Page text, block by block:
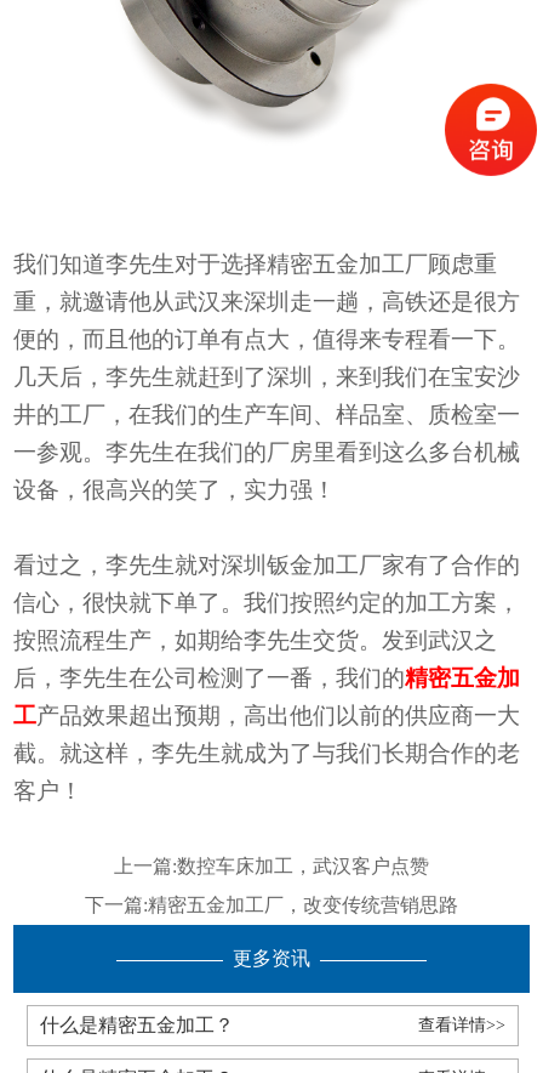
我们知道李先生对于选择精密五金加工厂顾虑重
重，就邀请他从武汉来深圳走一趟，高铁还是很方
便的，而且他的订单有点大，值得来专程看一下。
几天后，李先生就赶到了深圳，来到我们在宝安沙
井的工厂，在我们的生产车间、样品室、质检室一
一参观。李先生在我们的厂房里看到这么多台机械
设备 ，很高兴的笑了，实力强！
看过之，李先生就对深圳钣金加工厂家有了合作的
信心，很快就下单了。我们按照约定的加工方案，
按照流程生产，如期给李先生交货。发到武汉之
后，李先生在公司检测了一番，我们的精密五金加
工产品效果超出预期， 高出他们以前的供应商一大
截。就这样，李先生就成为了与我们长期合作的老
客户！
上一篇:数控车床加工，武汉客户点赞
下一篇:精密五金加工厂，改变传统营销思路
更多资讯
什么是精密五金加工？ 查看详情>>